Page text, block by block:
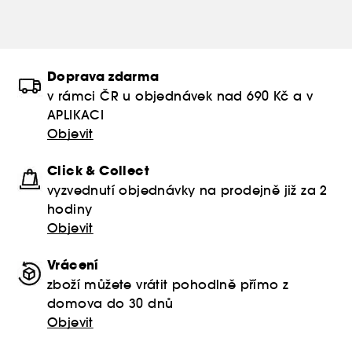
Doprava zdarma
v rámci ČR u objednávek nad 690 Kč a v
APLIKACI
Objevit
Click & Collect
vyzvednutí objednávky na prodejně již za 2
hodiny
Objevit
Vrácení
zboží můžete vrátit pohodlně přímo z
domova do 30 dnů
Objevit